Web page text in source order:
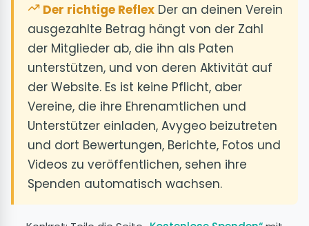
Der richtige Reflex Der an deinen Verein
ausgezahlte Betrag hängt von der Zahl
der Mitglieder ab, die ihn als Paten
unterstützen, und von deren Aktivität auf
der Website. Es ist keine Pflicht, aber
Vereine, die ihre Ehrenamtlichen und
Unterstützer einladen, Avygeo beizutreten
und dort Bewertungen, Berichte, Fotos und
Videos zu veröffentlichen, sehen ihre
Spenden automatisch wachsen.